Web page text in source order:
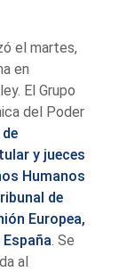
el martes,
en
El Grupo
del Poder
y jueces
Humanos
de
Europea,
. Se
al